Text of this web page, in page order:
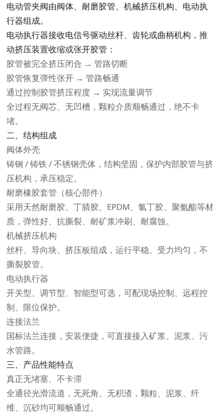
电动管夹阀由阀体、耐磨胶管、机械挤压机构、电动执
行器组成。
电动执行器接收电信号驱动丝杆、齿轮或曲柄机构，推
动挤压装置收缩或张开胶管：
胶管被完全挤压闭合 → 管路切断
胶管恢复弹性张开 → 管路畅通
通过控制胶管挤压程度 → 实现流量调节
全过程无阀芯、无凹槽，颗粒介质顺畅通过，绝不卡
堵。
二、结构组成
阀体外壳
铸钢 / 铸铁 / 不锈钢壳体，结构坚固，保护内部胶管与挤
压机构，承压稳定。
耐磨橡胶套管（核心部件）
采用天然耐磨胶、丁腈胶、EPDM、氯丁胶、聚氨酯等材
质，弹性好、抗撕裂、耐矿浆冲刷、耐腐蚀。
机械挤压机构
丝杆、导向块、挤压板组成，运行平稳、受力均匀，不
撕裂胶管。
电动执行器
开关型、调节型、智能型可选，可配现场控制、远程控
制、限位保护。
连接法兰
国标法兰连接，安装便捷，可直接接入矿浆、泥浆、污
水管路。
三、产品性能特点
真正无堵塞、不卡滞
全通径光滑流道，无死角、无积渣，颗粒、泥浆、纤
维、沉砂均可顺畅通过。